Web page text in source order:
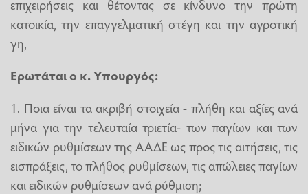
επιχειρήσεις και θέτοντας σε κίνδυνο την πρώτη
κατοικία, την επαγγελματική στέγη και την αγροτική
γη,
Ερωτάται ο κ. Υπουργός:
1. Ποια είναι τα ακριβή στοιχεία - πλήθη και αξίες ανά
μήνα για την τελευταία τριετία- των παγίων και των
ειδικών ρυθμίσεων της ΑΑΔΕ ως προς τις αιτήσεις, τις
εισπράξεις, το πλήθος ρυθμίσεων, τις απώλειες παγίων
και ειδικών ρυθμίσεων ανά ρύθμιση;